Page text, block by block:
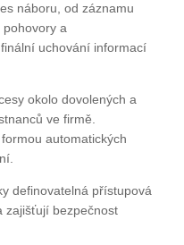
náboru, od záznamu
a
uchování informací
okolo dovolených a
ve firmě.
automatických
definovatelná přístupová
zajišťují bezpečnost